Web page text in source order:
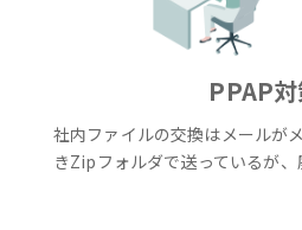
PPAP
社内ファイルの交換はメールが
きZipフォルダで送っているが、